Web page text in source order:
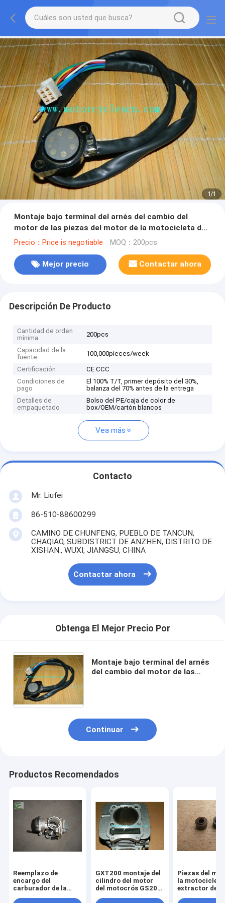
1/1
Montaje bajo terminal del arnés del cambio del
motor de las piezas del motor de la motocicleta del
montaje del motor QM200GY-B
Precio：Price is negotiable MOQ：200pcs
Mejor precio Contactar ahora
Descripción De Producto
Cantidad de orden
mínima
200pcs
Capacidad de la
fuente
100,000pieces/week
Certificación
CE CCC
Condiciones de
pago
El 100% T/T, primer depósito del 30%,
balanza del 70% antes de la entrega
Detalles de
empaquetado
Bolso del PE/caja de color de
box/OEM/cartón blancos
Vea más
Contacto
Mr. Liufei
86-510-88600299
CAMINO DE CHUNFENG, PUEBLO DE TANCUN,
CHAQIAO, SUBDISTRICT DE ANZHEN, DISTRITO DE
XISHAN., WUXI, JIANGSU, CHINA
Contactar ahora
Obtenga El Mejor Precio Por
Montaje bajo terminal del arnés
del cambio del motor de las
Continuar
Productos Recomendados
Reemplazo de
encargo del
carburador de la
GXT200 montaje del
cilindro del motor
del motocrós GS200,
Piezas del
la
extractor de la